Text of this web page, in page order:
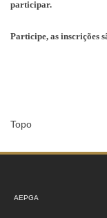
participar.
Participe, as inscrições
Topo
AEPGA